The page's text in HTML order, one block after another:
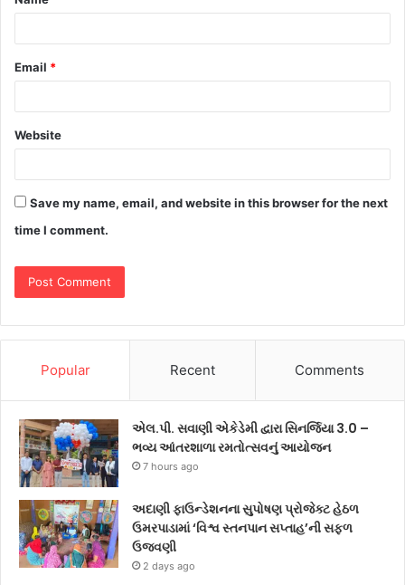
Email *
Website
Save my name, email, and website in this browser for the next
time I comment.
Popular Recent Comments
એલ.પી. સવાણી એકેડેમી દ્વારા સિનર્જિયા 3.0 –
ભવ્ય આંતરશાળા રમતોત્સવનું આયોજન
7 hours ago
અદાણી ફાઉન્ડેશનના સુપોષણ પ્રોજેક્ટ હેઠળ
ઉમરપાડામાં ‘વિશ્વ સ્તનપાન સપ્તાહ’ની સફળ
ઉજવણી
2 days ago